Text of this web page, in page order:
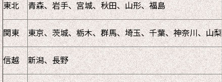
東北 青森、岩手、宮城、秋田、山形、福島
関東 東京、茨城、栃木、群馬、埼玉、千葉、神奈川、山梨
信越 新潟、長野